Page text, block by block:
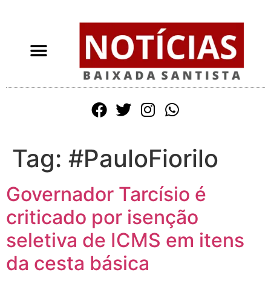
Tag: #PauloFiorilo
Governador Tarcísio é
criticado por isenção
seletiva de ICMS em itens
da cesta básica